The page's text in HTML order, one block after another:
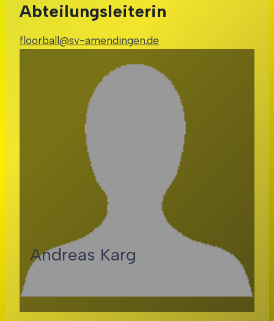
Abteilungsleiterin
floorball@sv-amendingen.de
Andreas Karg